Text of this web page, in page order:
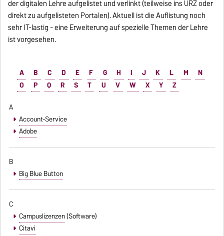
der digitalen Lehre aufgelistet und verlinkt (teilweise ins URZ oder
direkt zu aufgelisteten Portalen). Aktuell ist die Auflistung noch
sehr IT-lastig - eine Erweiterung auf spezielle Themen der Lehre
ist vorgesehen.
A B C D E F G H I J K L M
N
O
P Q R S T U V W X Y
Z
A
Account-Service
Adobe
B
Big Blue Button
C
Campuslizenzen(Software)
Citavi